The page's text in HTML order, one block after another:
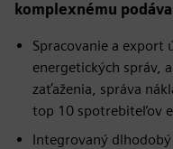
komplexnému
Spracovanie a export
energetických správ,
zaťaženia, správa
top 10 spotrebiteľov
Integrovaný